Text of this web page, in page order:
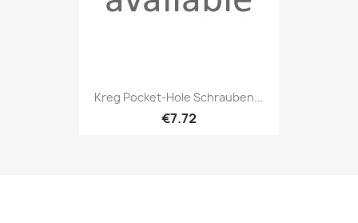
Kreg Pocket-Hole Schrauben...
€7.72